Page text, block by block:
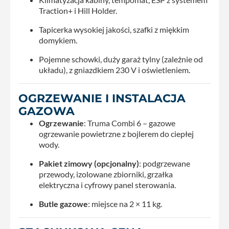
Traction+ i Hill Holder.
Tapicerka wysokiej jakości, szafki z miękkim
domykiem.
Pojemne schowki, duży garaż tylny (zależnie od
układu), z gniazdkiem 230 V i oświetleniem.
OGRZEWANIE I INSTALACJA
GAZOWA
Ogrzewanie: Truma Combi 6 – gazowe
ogrzewanie powietrzne z bojlerem do ciepłej
wody.
Pakiet zimowy (opcjonalny): podgrzewane
przewody, izolowane zbiorniki, grzałka
elektryczna i cyfrowy panel sterowania.
Butle gazowe: miejsce na 2 × 11 kg.